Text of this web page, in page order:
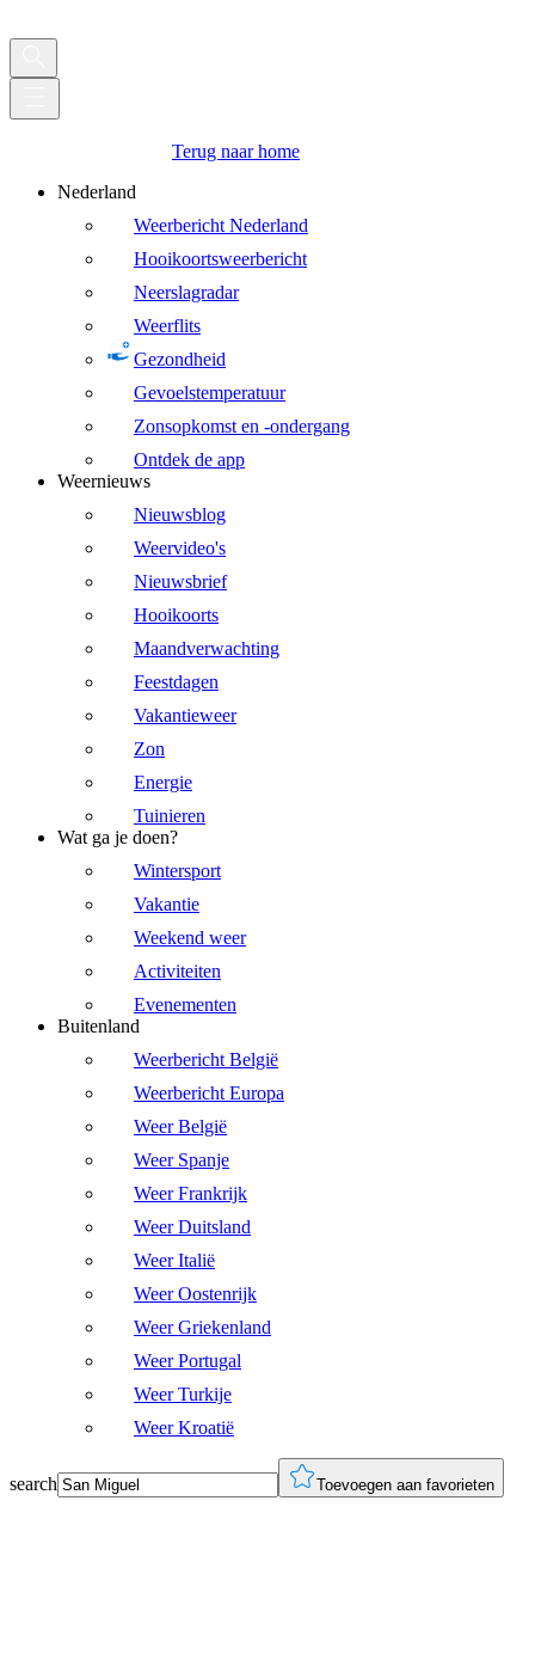
Terug naar home
Nederland
Weerbericht Nederland
Hooikoortsweerbericht
Neerslagradar
Weerflits
Gezondheid
Gevoelstemperatuur
Zonsopkomst en -ondergang
Ontdek de app
Weernieuws
Nieuwsblog
Weervideo's
Nieuwsbrief
Hooikoorts
Maandverwachting
Feestdagen
Vakantieweer
Zon
Energie
Tuinieren
Wat ga je doen?
Wintersport
Vakantie
Weekend weer
Activiteiten
Evenementen
Buitenland
Weerbericht België
Weerbericht Europa
Weer België
Weer Spanje
Weer Frankrijk
Weer Duitsland
Weer Italië
Weer Oostenrijk
Weer Griekenland
Weer Portugal
Weer Turkije
Weer Kroatië
search Toevoegen aan favorieten